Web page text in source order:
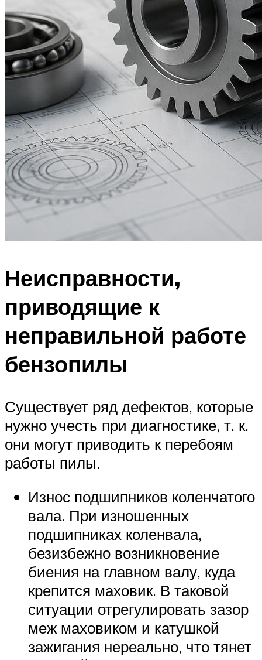
Неисправности,
приводящие к
неправильной работе
бензопилы
Существует ряд дефектов, которые
нужно учесть при диагностике, т. к.
они могут приводить к перебоям
работы пилы.
Износ подшипников коленчатого
вала. При изношенных
подшипниках коленвала,
безизбежно возникновение
биения на главном валу, куда
крепится маховик. В таковой
ситуации отрегулировать зазор
меж маховиком и катушкой
зажигания нереально, что тянет